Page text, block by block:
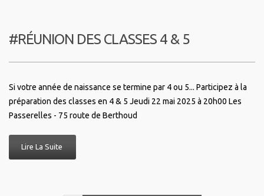
#RÉUNION DES CLASSES 4 & 5
Si votre année de naissance se termine par 4 ou 5... Participez à la
préparation des classes en 4 & 5 Jeudi 22 mai 2025 à 20h00 Les
Passerelles - 75 route de Berthoud
Lire La Suite